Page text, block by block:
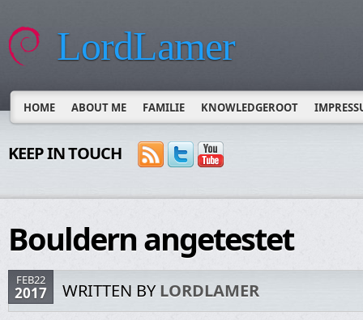
LordLamer
HOME ABOUT ME FAMILIE KNOWLEDGEROOT
KEEP IN TOUCH
Bouldern angetestet
FEB22
2017 WRITTEN BYLORDLAMER